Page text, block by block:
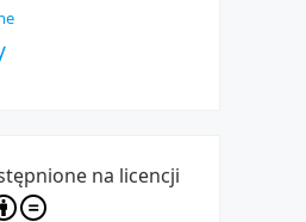
na licencji